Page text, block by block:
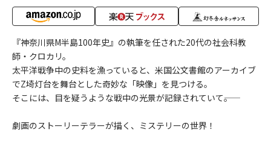
『神奈川県M半島100年史』の執筆を任された20代の社会科教
師・クロカリ。
太平洋戦争中の史料を漁っていると、米国公文書館のアーカイブ
でZ埼灯台を舞台とした奇妙な「映像」を見つける。
そこには、目を疑うような戦中の光景が記録されていて――。
劇画のストーリーテラーが描く、ミステリーの世界！